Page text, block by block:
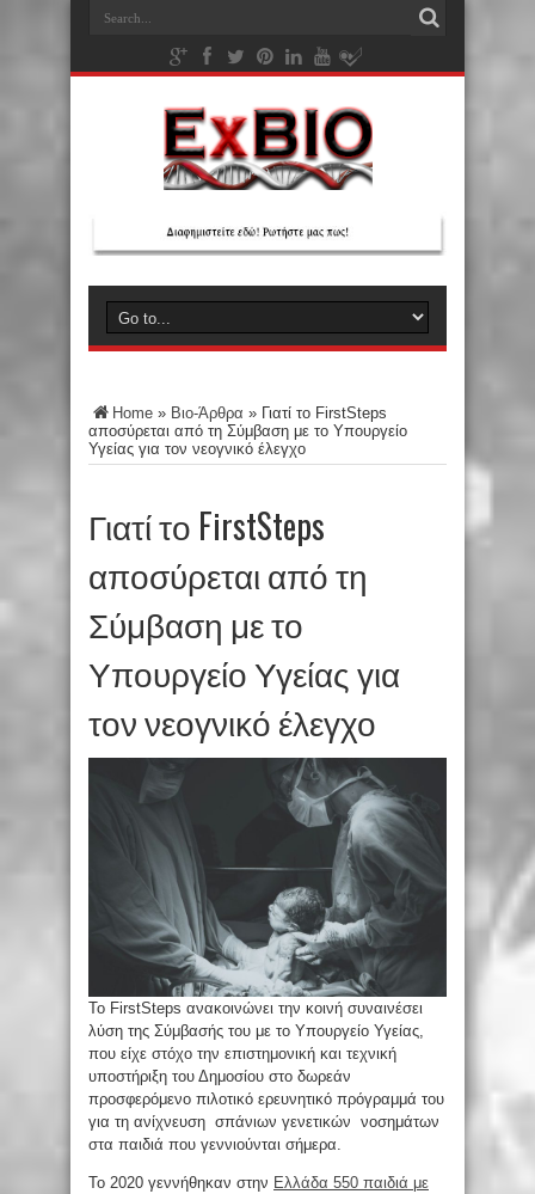
Home » Βιο-Άρθρα » Γιατί το FirstSteps
αποσύρεται από τη Σύμβαση με το Υπουργείο
Υγείας για τον νεογνικό έλεγχο
Γιατί το FirstSteps
αποσύρεται από τη
Σύμβαση με το
Υπουργείο Υγείας για
τον νεογνικό έλεγχο
To FirstSteps ανακοινώνει την κοινή συναινέσει
λύση της Σύμβασής του με το Υπουργείο Υγείας,
που είχε στόχο την επιστημονική και τεχνική
υποστήριξη του Δημοσίου στο δωρεάν
προσφερόμενο πιλοτικό ερευνητικό πρόγραμμά του
για τη ανίχνευση σπάνιων γενετικών νοσημάτων
στα παιδιά που γεννιούνται σήμερα.
Το 2020 γεννήθηκαν στην Ελλάδα 550 παιδιά με